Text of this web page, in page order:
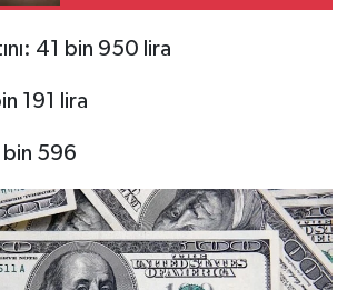
41 bin 950 lira
191 lira
bin 596